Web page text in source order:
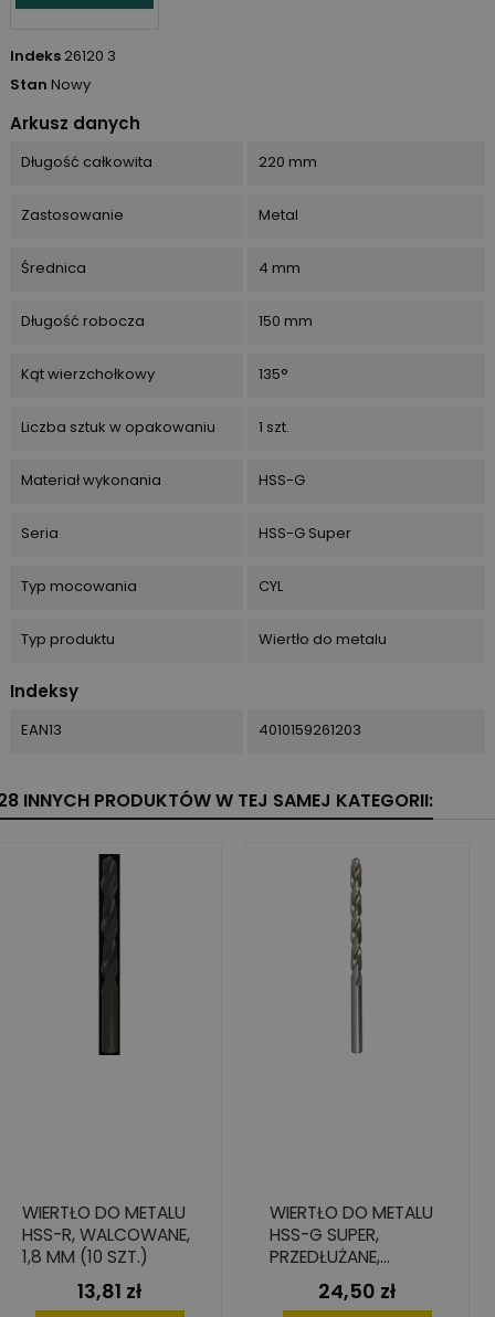
Indeks 26120 3
Stan Nowy
Arkusz danych
Długość całkowita 220 mm
Zastosowanie Metal
Średnica 4 mm
Długość robocza 150 mm
Kąt wierzchołkowy 135°
Liczba sztuk w opakowaniu 1 szt.
Materiał wykonania HSS-G
Seria HSS-G Super
Typ mocowania CYL
Typ produktu Wiertło do metalu
Indeksy
EAN13 4010159261203
INNYCH PRODUKTÓW W TEJ SAMEJ KATEGORII:
WIERTŁO DO METALU
HSS-R, WALCOWANE,
1,8 MM (10 SZT.)
Cena
13,81 zł
WIERTŁO DO METALU
HSS-G SUPER,
PRZEDŁUŻANE,
8,5X109/165
Cena
24,50 zł